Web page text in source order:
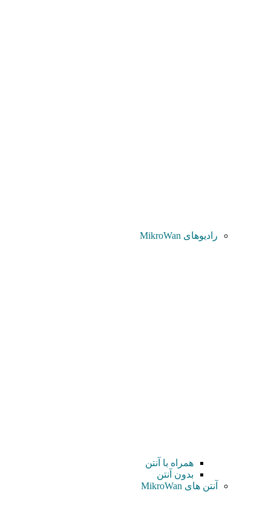
رادیوهای MikroWan
همراه با آنتن
بدون آنتن
آنتن های MikroWan